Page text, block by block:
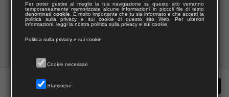
Per poter gestire al meglio la tua navigazione su questo sito verranno
temporaneamente memorizzate alcune informazioni in piccoli file di testo
denominati cookie. È molto importante che tu sia informato e che accetti la
politica sulla privacy e sui cookie di questo sito Web. Per ulteriori
informazioni, leggi la nostra politica sulla privacy e sui cookie.
Politica sulla privacy e sui cookie
Cookie necessari
Statistiche